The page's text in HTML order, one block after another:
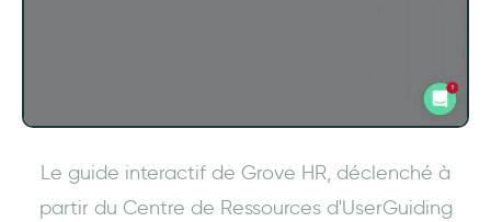
Le guide interactif de Grove HR, déclenché à
partir du Centre de Ressources d'UserGuiding